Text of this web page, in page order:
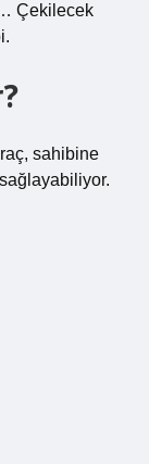
Çekilecek
sahibine